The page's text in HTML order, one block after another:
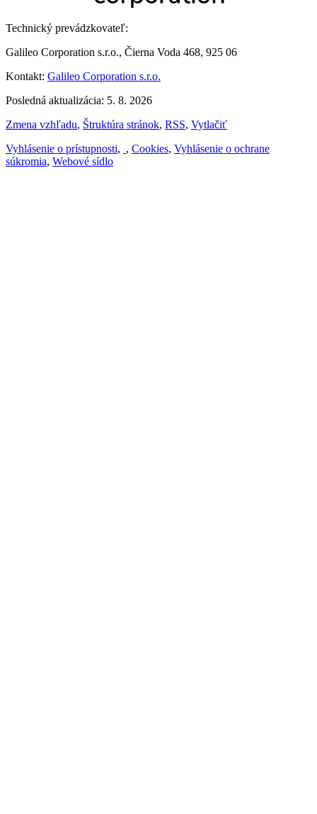
Technický prevádzkovateľ:
Galileo Corporation s.r.o., Čierna Voda 468, 925 06
Kontakt: Galileo Corporation s.r.o.
Posledná aktualizácia: 5. 8. 2026
Zmena vzhľadu, Štruktúra stránok, RSS, Vytlačiť
Vyhlásenie o prístupnosti, , Cookies, Vyhlásenie o ochrane
súkromia, Webové sídlo